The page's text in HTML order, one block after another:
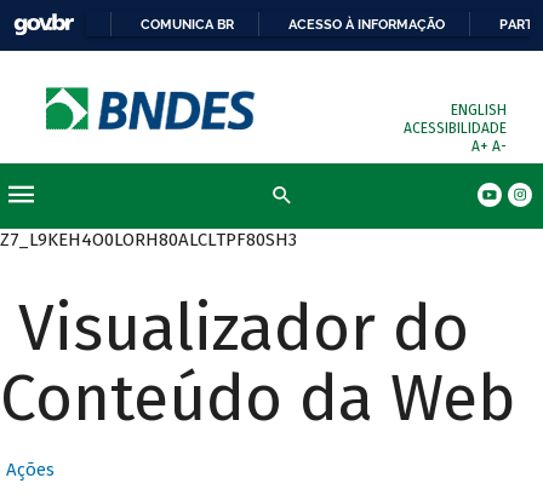
COMUNICA BR ACESSO À INFORMAÇÃO
ENGLISH
ACESSIBILIDADE
A+ A-
Z7_L9KEH4O0LORH80ALCLTPF80SH3
Visualizador do
Conteúdo da Web
Ações